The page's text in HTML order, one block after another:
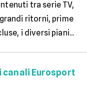
tra serie TV,
ritorni, prime
i diversi piani...
canali Eurosport